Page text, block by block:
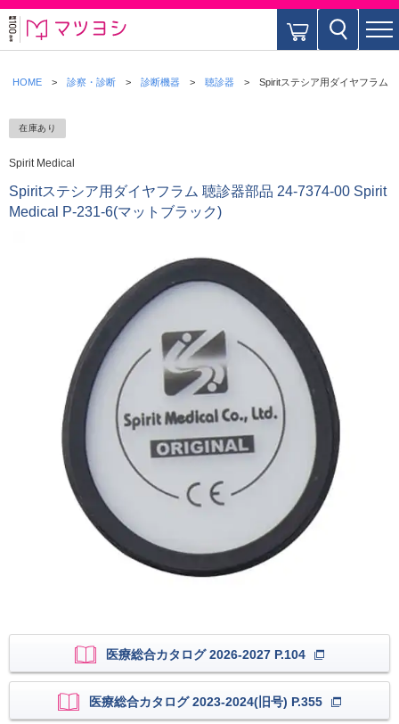
HOME 診察・診断 診断機器 聴診器 Spiritステシア用ダイヤフラム
在庫あり
Spirit Medical
Spiritステシア用ダイヤフラム 聴診器部品 24-7374-00 Spirit
Medical P-231-6(マットブラック)
医療総合カタログ 2026-2027 P.104
医療総合カタログ 2023-2024(旧号) P.355